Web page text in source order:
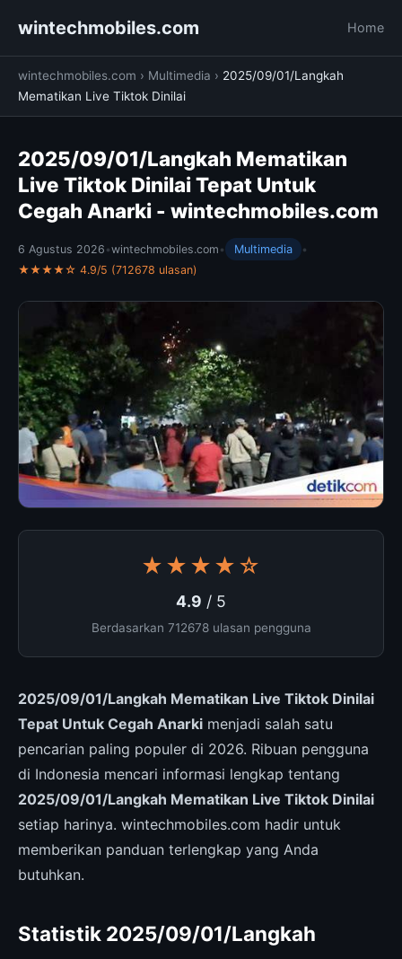
wintechmobiles.com Home
wintechmobiles.com › Multimedia › 2025/09/01/Langkah
Mematikan Live Tiktok Dinilai
2025/09/01/Langkah Mematikan
Live Tiktok Dinilai Tepat Untuk
Cegah Anarki - wintechmobiles.com
6 Agustus 2026 •wintechmobiles.com • Multimedia
•
★★★★☆ 4.9/5 (712678 ulasan)
★★★★☆
4.9 / 5
Berdasarkan 712678 ulasan pengguna
2025/09/01/Langkah Mematikan Live Tiktok Dinilai
Tepat Untuk Cegah Anarki menjadi salah satu
pencarian paling populer di 2026. Ribuan pengguna
di Indonesia mencari informasi lengkap tentang
2025/09/01/Langkah Mematikan Live Tiktok Dinilai
setiap harinya. wintechmobiles.com hadir untuk
memberikan panduan terlengkap yang Anda
butuhkan.
Statistik 2025/09/01/Langkah